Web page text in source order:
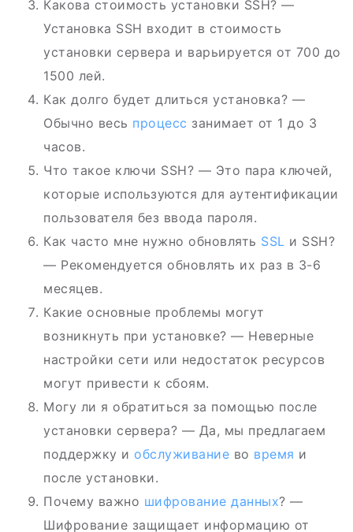
Какова стоимость установки SSH? —
Установка SSH входит в стоимость
установки сервера и варьируется от 700 до
1500 лей.
Как долго будет длиться установка? —
Обычно весь процесс занимает от 1 до 3
часов.
Что такое ключи SSH? — Это пара ключей,
которые используются для аутентификации
пользователя без ввода пароля.
Как часто мне нужно обновлять SSL и SSH?
— Рекомендуется обновлять их раз в 3-6
месяцев.
Какие основные проблемы могут
возникнуть при установке? — Неверные
настройки сети или недостаток ресурсов
могут привести к сбоям.
Могу ли я обратиться за помощью после
установки сервера? — Да, мы предлагаем
поддержку и обслуживание во время и
после установки.
Почему важно шифрование данных? —
Шифрование защищает информацию от